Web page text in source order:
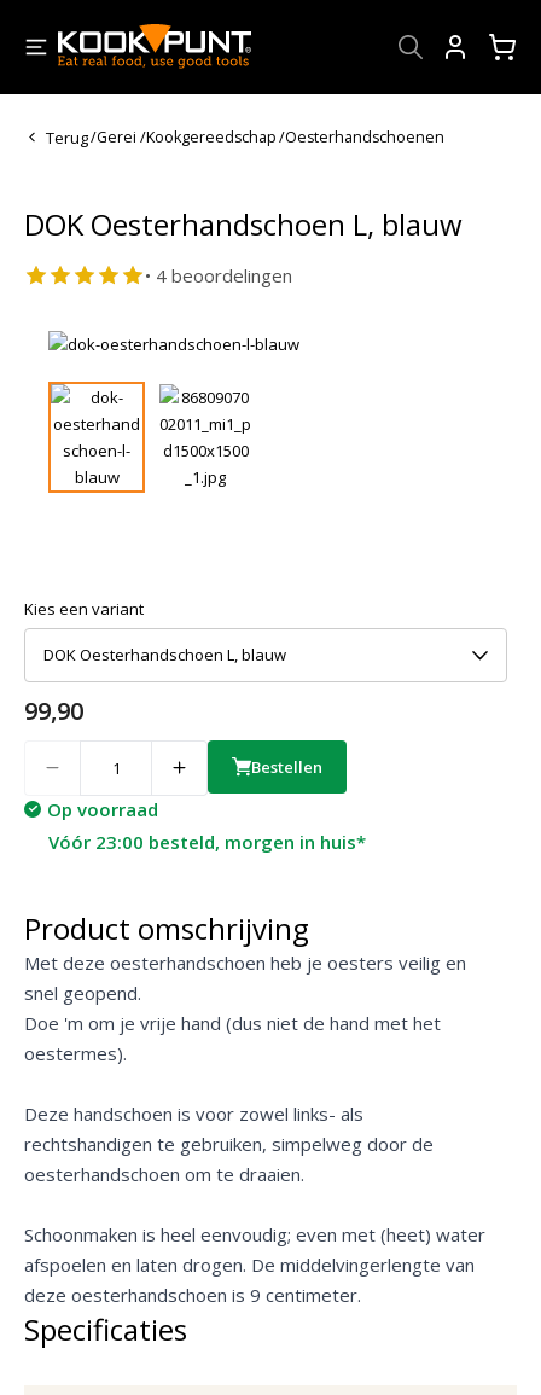
Terug/Gerei /Kookgereedschap/Oesterhandschoenen
DOK Oesterhandschoen L, blauw
• 4 beoordelingen
Kies een variant
DOK Oesterhandschoen L, blauw
99,90
Bestellen
Op voorraad
Vóór 23:00 besteld, morgen in huis*
Product omschrijving
Met deze oesterhandschoen heb je oesters veilig en
snel geopend.
Doe 'm om je vrije hand (dus niet de hand met het
oestermes).
Deze handschoen is voor zowel links- als
rechtshandigen te gebruiken, simpelweg door de
oesterhandschoen om te draaien.
Schoonmaken is heel eenvoudig; even met (heet) water
afspoelen en laten drogen. De middelvingerlengte van
deze oesterhandschoen is 9 centimeter.
Specificaties